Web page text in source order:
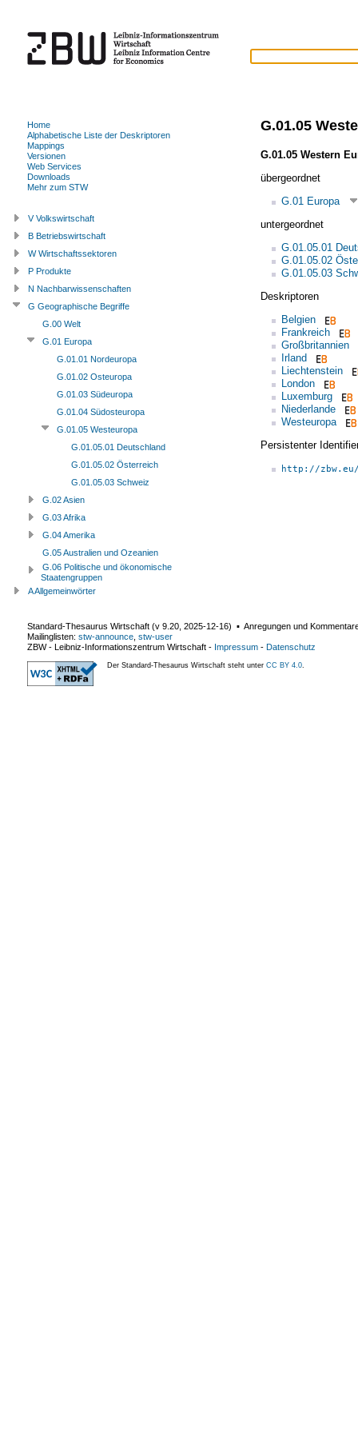
G.01.05
G.01.05 Western
übergeordnet
G.01 Europa
untergeordnet
G.01.05.01
G.01.05.02
G.01.05.03
Deskriptoren
Belgien
Frankreich
Großbritannien
Irland
Liechtenstein
London
Luxemburg
Niederlande
Westeuropa
Persistenter
http://
Home
Alphabetische Liste der Deskriptoren
Mappings
Versionen
Web Services
Downloads
Mehr zum STW
V Volkswirtschaft
B Betriebswirtschaft
W Wirtschaftssektoren
P Produkte
N Nachbarwissenschaften
G Geographische Begriffe
G.00 Welt
G.01 Europa
G.01.01 Nordeuropa
G.01.02 Osteuropa
G.01.03 Südeuropa
G.01.04 Südosteuropa
G.01.05 Westeuropa
G.01.05.01 Deutschland
G.01.05.02 Österreich
G.01.05.03 Schweiz
G.02 Asien
G.03 Afrika
G.04 Amerika
G.05 Australien und Ozeanien
G.06 Politische und ökonomische
Staatengruppen
A Allgemeinwörter
Standard-Thesaurus Wirtschaft (v 9.20 2025-12-16) ▪ Anregungen und
Mailinglisten: stw-announce stw-user
ZBW - Leibniz-Informationszentrum Wirtschaft - Impressum - Datenschutz
Der Standard-Thesaurus Wirtschaft steht unter CC BY 4.0